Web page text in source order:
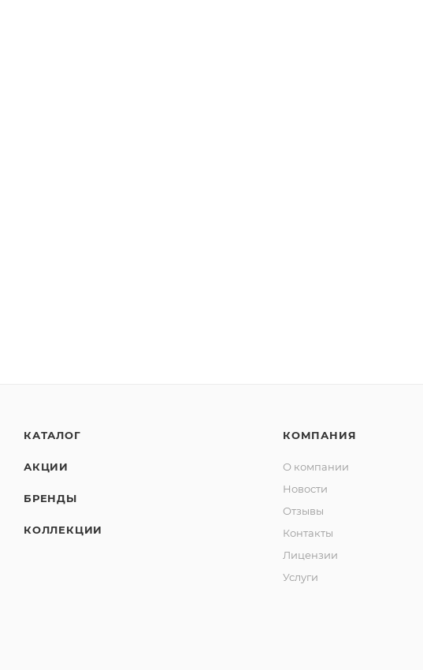
КАТАЛОГ
АКЦИИ
БРЕНДЫ
КОЛЛЕКЦИИ
КОМПАНИЯ
О компании
Новости
Отзывы
Контакты
Лицензии
Услуги